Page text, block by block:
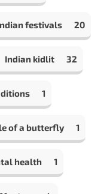
festivals 20
Indian kidlit 32
1
of a butterfly 1
health 1